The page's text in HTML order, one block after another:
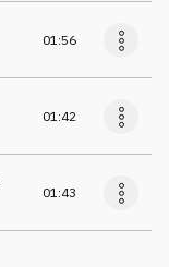
01:56
01:42
01:43